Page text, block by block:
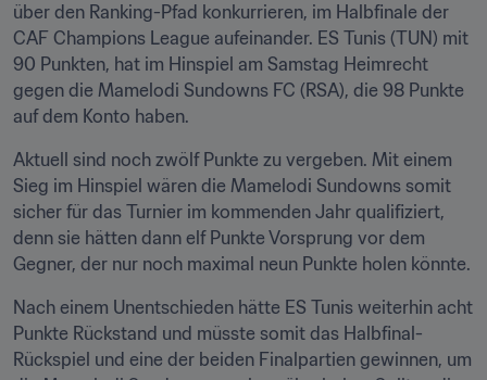
über den Ranking-Pfad konkurrieren, im Halbfinale der
CAF Champions League aufeinander. ES Tunis (TUN) mit
90 Punkten, hat im Hinspiel am Samstag Heimrecht
gegen die Mamelodi Sundowns FC (RSA), die 98 Punkte
auf dem Konto haben.
Aktuell sind noch zwölf Punkte zu vergeben. Mit einem
Sieg im Hinspiel wären die Mamelodi Sundowns somit
sicher für das Turnier im kommenden Jahr qualifiziert,
denn sie hätten dann elf Punkte Vorsprung vor dem
Gegner, der nur noch maximal neun Punkte holen könnte.
Nach einem Unentschieden hätte ES Tunis weiterhin acht
Punkte Rückstand und müsste somit das Halbfinal-
Rückspiel und eine der beiden Finalpartien gewinnen, um